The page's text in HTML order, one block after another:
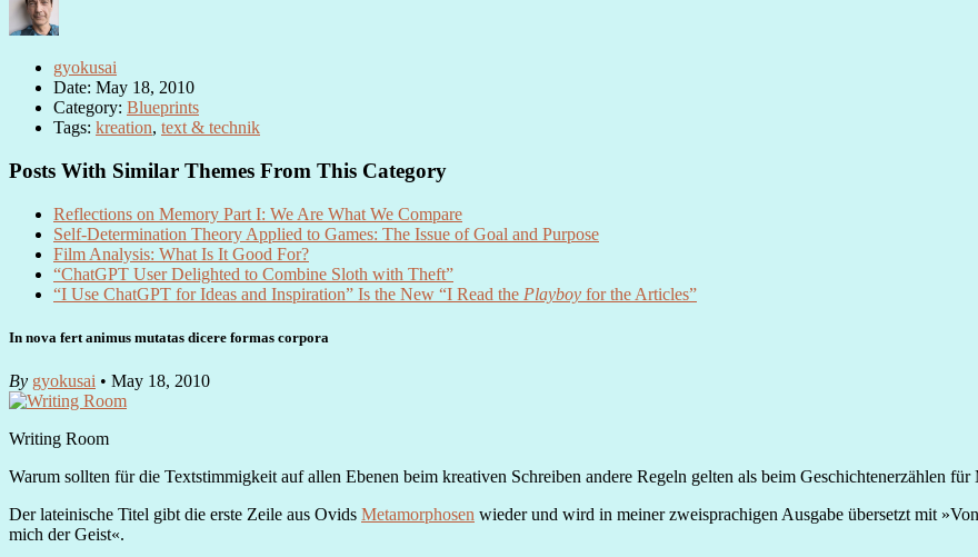
gyokusai
Date: May 18, 2010
Category: Blueprints
Tags: kreation, text & technik
Posts With Similar Themes From This Category
Reflections on Memory Part I: We Are What We Compare
Self-Determination Theory Applied to Games: The Issue of Goal and Purpose
Film Analysis: What Is It Good For?
“ChatGPT User Delighted to Combine Sloth with Theft”
“I Use ChatGPT for Ideas and Inspiration” Is the New “I Read the Playboy for the Articles”
In nova fert animus mutatas dicere formas corpora
By gyokusai • May 18, 2010
Writing Room
Warum sollten für die Textstimmigkeit auf allen Ebenen beim kreativen Schreiben andere Regeln gelten als beim Geschichtenerzählen
Der lateinische Titel gibt die erste Zeile aus Ovids Metamorphosen wieder und wird in meiner zweisprachigen Ausgabe übersetzt mit
mich der Geist«.